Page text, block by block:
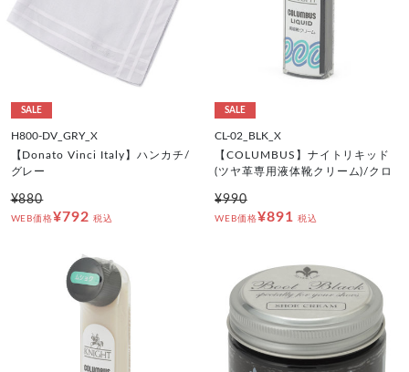
SALE
H800-DV_GRY_X
【Donato Vinci Italy】ハンカチ/
グレー
¥880
WEB価格¥792 税込
SALE
CL-02_BLK_X
【COLUMBUS】ナイトリキッド
(ツヤ革専用液体靴クリーム)/クロ
¥990
WEB価格¥891 税込